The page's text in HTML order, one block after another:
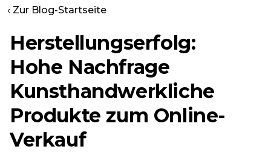
‹ Zur Blog-Startseite
Herstellungserfolg:
Hohe Nachfrage
Kunsthandwerkliche
Produkte zum Online-
Verkauf